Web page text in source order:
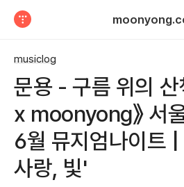
musiclog
문용 - 구름 위의
x moonyong》 서
6월 뮤지엄나이트
사랑, 빛'